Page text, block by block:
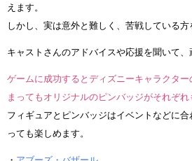
えます。
しかし、実は意外と難しく、苦戦している方
キャストさんのアドバイスや応援を聞いて、
ゲームに成功するとディズニーキャラクタ
まってもオリジナルのピンバッジがそれぞれ
フィギュアとピンバッジはイベントなどに
っても楽しめます。